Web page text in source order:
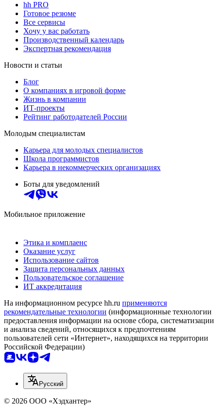
hh PRO
Готовое резюме
Все сервисы
Хочу у вас работать
Производственный календарь
Экспертная рекомендация
Новости и статьи
Блог
О компаниях в игровой форме
Жизнь в компании
ИТ-проекты
Рейтинг работодателей России
Молодым специалистам
Карьера для молодых специалистов
Школа программистов
Карьера в некоммерческих организациях
Боты для уведомлений
Мобильное приложение
Этика и комплаенс
Оказание услуг
Использование сайтов
Защита персональных данных
Пользовательское соглашение
ИТ аккредитация
На информационном ресурсе hh.ru применяются
рекомендательные технологии (информационные технологии
предоставления информации на основе сбора, систематизации
и анализа сведений, относящихся к предпочтениям
пользователей сети «Интернет», находящихся на территории
Российской Федерации)
Русский
© 2026 ООО «Хэдхантер»